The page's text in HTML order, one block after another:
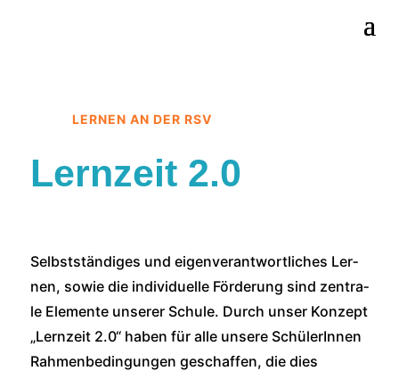
LERNEN AN DER RSV
Lernzeit 2.0
Selbst­stän­di­ges und eigen­ver­ant­wort­li­ches Ler­
nen, sowie die indi­vi­du­el­le För­de­rung sind zen­tra­
le Ele­men­te unse­rer Schu­le. Durch unser Kon­zept
„Lern­zeit 2.0“ haben für alle unse­re Schü­le­rIn­nen
Rah­men­be­din­gun­gen geschaf­fen, die dies